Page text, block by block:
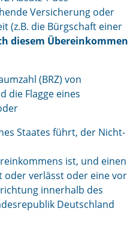
Versicherung oder
(z.B. die Bürgschaft einer
diesem Übereinkommen
(BRZ) von
die Flagge eines
Staates führt, der Nicht-
ist, und einen
oder verlässt oder eine vor
innerhalb des
Deutschland